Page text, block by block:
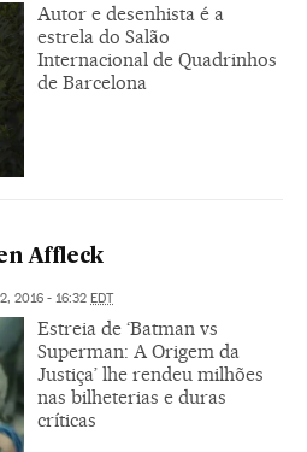
Autor e desenhista é a
estrela do Salão
Internacional de Quadrinhos
de Barcelona
Affleck
2016 - 16:32 EDT
Estreia de ‘Batman vs
Superman: A Origem da
Justiça’ lhe rendeu milhões
nas bilheterias e duras
críticas